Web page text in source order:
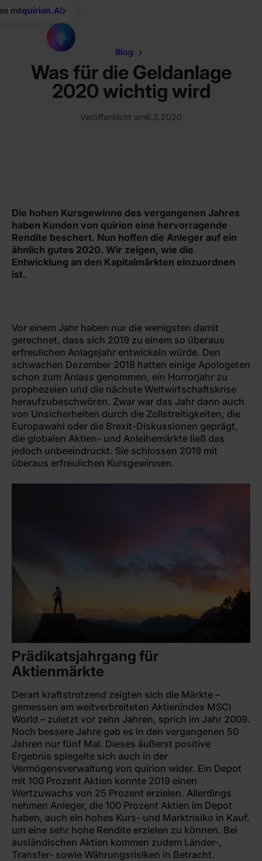
mitquirion.Ai
Blog
Was für die Geldanlage
2020 wichtig wird
Veröffentlicht am6.2.2020
Die hohen Kursgewinne des vergangenen Jahres
haben Kunden von quirion eine hervorragende
Rendite beschert. Nun hoffen die Anleger auf ein
ähnlich gutes 2020. Wir zeigen, wie die
Entwicklung an den Kapitalmärkten einzuordnen
ist.
Vor einem Jahr haben nur die wenigsten damit
gerechnet, dass sich 2019 zu einem so überaus
erfreulichen Anlagejahr entwickeln würde. Den
schwachen Dezember 2018 hatten einige Apologeten
schon zum Anlass genommen, ein Horrorjahr zu
prophezeien und die nächste Weltwirtschaftskrise
heraufzubeschwören. Zwar war das Jahr dann auch
von Unsicherheiten durch die Zollstreitigkeiten, die
Europawahl oder die Brexit-Diskussionen geprägt,
die globalen Aktien- und Anleihemärkte ließ das
jedoch unbeeindruckt. Sie schlossen 2019 mit
überaus erfreulichen Kursgewinnen.
Prädikatsjahrgang für
Aktienmärkte
Derart kraftstrotzend zeigten sich die Märkte –
gemessen am weitverbreiteten Aktienindex MSCI
World – zuletzt vor zehn Jahren, sprich im Jahr 2009.
Noch bessere Jahre gab es in den vergangenen 50
Jahren nur fünf Mal. Dieses äußerst positive
Ergebnis spiegelte sich auch in der
Vermögensverwaltung von quirion wider. Ein Depot
mit 100 Prozent Aktien konnte 2019 einen
Wertzuwachs von 25 Prozent erzielen. Allerdings
nehmen Anleger, die 100 Prozent Aktien im Depot
haben, auch ein hohes Kurs- und Marktrisiko in Kauf,
um eine sehr hohe Rendite erzielen zu können. Bei
ausländischen Aktien kommen zudem Länder-,
Transfer- sowie Währungsrisiken in Betracht.